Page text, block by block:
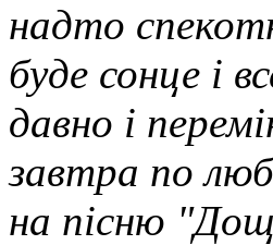
надто
буде сонце і
давно і
завтра по
на пісню